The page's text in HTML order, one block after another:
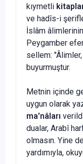
kıymetli
ve hadîs-i
İslâm
Peygamber
sellem:
buyur­muştur.
Metnin içinde
uygun olarak
ma'nâları
dualar, Arabî
olmasın. Yine
yardımıyla,